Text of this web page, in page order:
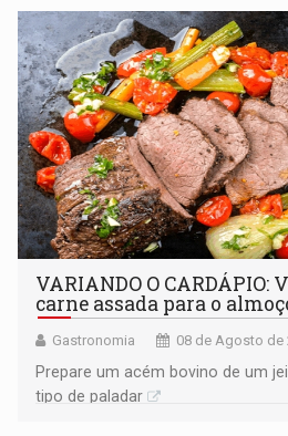
VARIANDO O CARDÁPIO:
carne assada para o
Gastronomia 08 de Agosto de
Prepare um acém bovino de um
tipo de paladar